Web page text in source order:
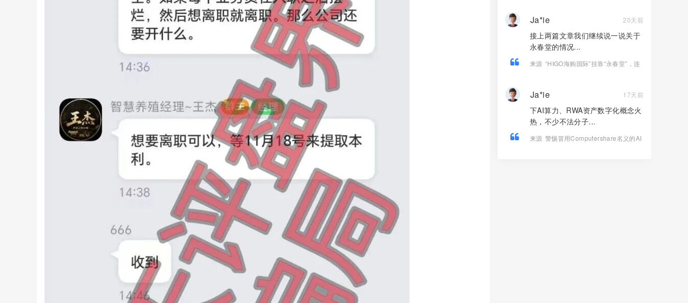
Ja*ie 20天前
接上两篇文章我们继续说一说关于
永春堂的情况...
来源 “HIGO海购国际”挂靠“永春堂”，连
Ja*ie 17天前
下AI算力、RWA资产数字化概念火
热，不少不法分子...
来源 警惕冒用Computershare名义的AI